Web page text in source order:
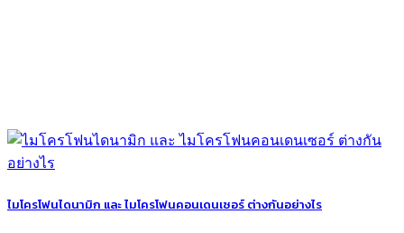
ไมโครโฟนไดนามิก และ ไมโครโฟนคอนเดนเซอร์ ต่างกันอย่างไร